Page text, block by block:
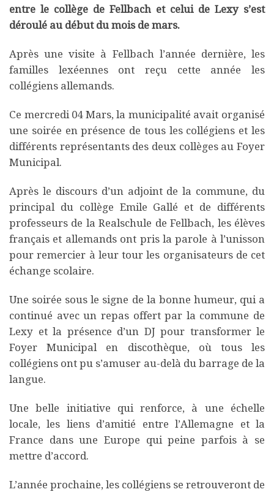
entre le collège de Fellbach et celui de Lexy s’est
déroulé au début du mois de mars.
Après une visite à Fellbach l’année dernière, les
familles lexéennes ont reçu cette année les
collégiens allemands.
Ce mercredi 04 Mars, la municipalité avait organisé
une soirée en présence de tous les collégiens et les
différents représentants des deux collèges au Foyer
Municipal.
Après le discours d’un adjoint de la commune, du
principal du collège Emile Gallé et de différents
professeurs de la Realschule de Fellbach, les élèves
français et allemands ont pris la parole à l’unisson
pour remercier à leur tour les organisateurs de cet
échange scolaire.
Une soirée sous le signe de la bonne humeur, qui a
continué avec un repas offert par la commune de
Lexy et la présence d’un DJ pour transformer le
Foyer Municipal en discothèque, où tous les
collégiens ont pu s’amuser au-delà du barrage de la
langue.
Une belle initiative qui renforce, à une échelle
locale, les liens d’amitié entre l’Allemagne et la
France dans une Europe qui peine parfois à se
mettre d’accord.
L’année prochaine, les collégiens se retrouveront de